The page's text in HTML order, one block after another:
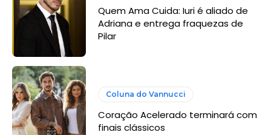
Quem Ama Cuida: Iuri é aliado de
Adriana e entrega fraquezas de
Pilar
Coluna do Vannucci
Coração Acelerado terminará com
finais clássicos